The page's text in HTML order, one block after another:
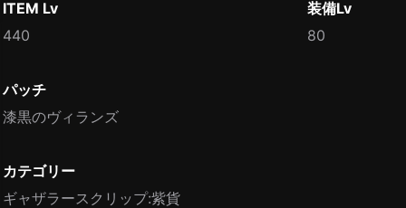
ITEM Lv
440
装備Lv
80
パッチ
漆黒のヴィランズ
カテゴリー
ギャザラースクリップ:紫貨